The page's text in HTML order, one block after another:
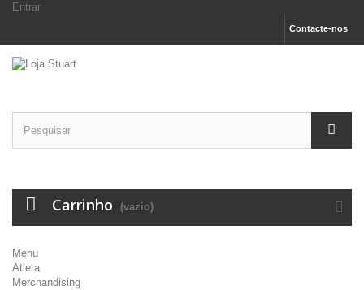
Entrar
Contacte-nos
Carrinho (vazio)
Menu
Atleta
Merchandising